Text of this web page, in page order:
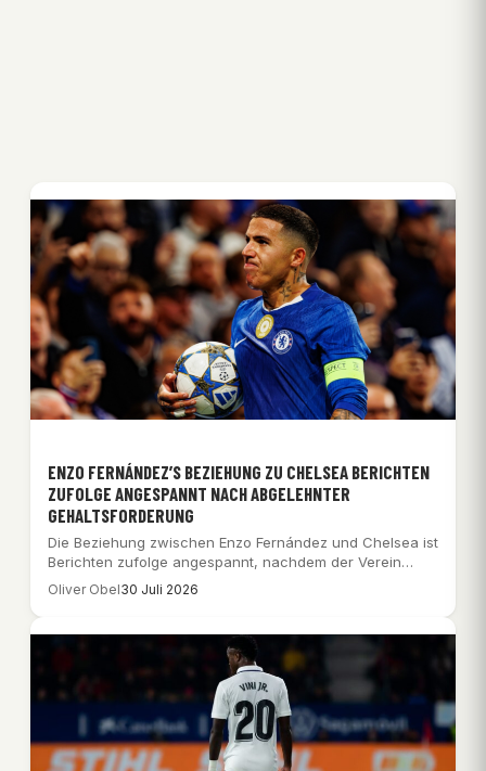
ENZO FERNÁNDEZ’S BEZIEHUNG ZU CHELSEA BERICHTEN
ZUFOLGE ANGESPANNT NACH ABGELEHNTER
GEHALTSFORDERUNG
Die Beziehung zwischen Enzo Fernández und Chelsea ist
Berichten zufolge angespannt, nachdem der Verein
eine…
Oliver Obel30 Juli 2026